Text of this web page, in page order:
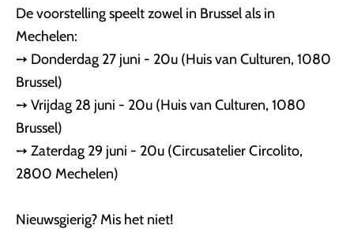
De voorstelling speelt zowel in Brussel als in
Mechelen:
➙ Donderdag 27 juni - 20u (Huis van Culturen, 1080
Brussel)
➙ Vrijdag 28 juni - 20u (Huis van Culturen, 1080
Brussel)
➙ Zaterdag 29 juni - 20u (Circusatelier Circolito,
2800 Mechelen)
Nieuwsgierig? Mis het niet!